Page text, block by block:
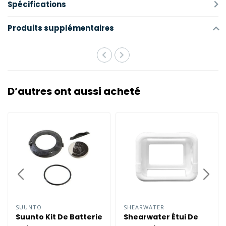
Spécifications
Produits supplémentaires
D’autres ont aussi acheté
SUUNTO
Suunto Kit De Batterie
SHEARWATER
Shearwater Étui De